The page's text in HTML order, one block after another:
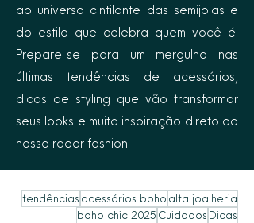
ao universo cintilante das semijoias e
do estilo que celebra quem você é.
Prepare-se para um mergulho nas
últimas tendências de acessórios,
dicas de styling que vão transformar
seus looks e muita inspiração direto do
nosso radar fashion.
tendências acessórios boho alta joalheria
boho chic 2025 Cuidados Dicas